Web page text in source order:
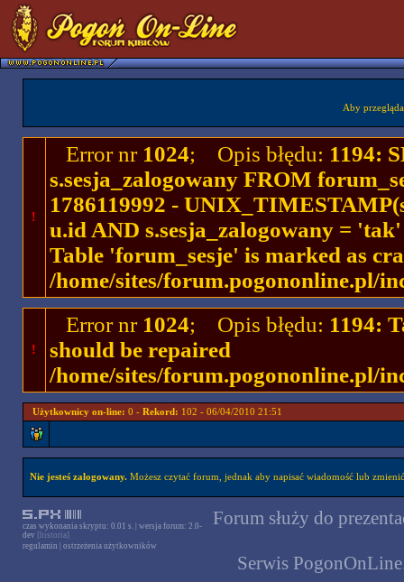
Aby
!
Error nr 1024; Opis błędu: 1194:
s.sesja_zalogowany FROM
1786119992 -
u.id AND s.sesja_zalogowany =
Table 'forum_sesje' is marked as
/home/sites/forum.pogononline.pl/
!
Error nr 1024; Opis błędu: 1194:
should be repaired
/home/sites/forum.pogononline.pl/
Użytkownicy on-line: 0 - Rekord: 102 - 06/04/2010 21:51
Nie jesteś zalogowany.Możesz czytać forum, jednak aby napisać wiadomość lub
czas wykonania skryptu: 0.01 s. | wersja forum: 2.0-
dev [historia]
regulamin
ostrzeżenia użytkowników
Forum służy do
Serwis